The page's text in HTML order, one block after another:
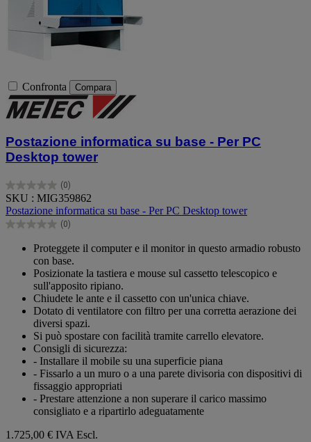
Confronta Compara
Postazione informatica su base - Per PC
Desktop tower
(0)
0.0
su
5
stelle.
SKU : MIG359862
Postazione informatica su base - Per PC Desktop tower
(0)
0.0
Proteggete il computer e il monitor in questo armadio robusto
con base.
Posizionate la tastiera e mouse sul cassetto telescopico e
sull'apposito ripiano.
Chiudete le ante e il cassetto con un'unica chiave.
Dotato di ventilatore con filtro per una corretta aerazione dei
diversi spazi.
Si può spostare con facilità tramite carrello elevatore.
Consigli di sicurezza:
- Installare il mobile su una superficie piana
- Fissarlo a un muro o a una parete divisoria con dispositivi di
fissaggio appropriati
- Prestare attenzione a non superare il carico massimo
consigliato e a ripartirlo adeguatamente
1.725,00 € IVA Escl.